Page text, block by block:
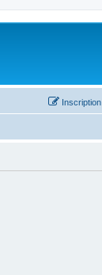
Inscription